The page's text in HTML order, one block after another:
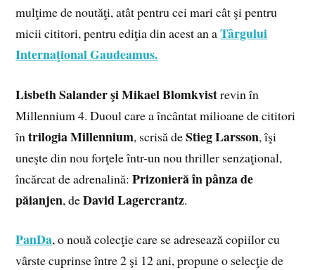
mulţime de noutăţi, atât pentru cei mari cât şi pentru
micii cititori, pentru ediţia din acest an aTârgului
Internaţional Gaudeamus.
Lisbeth Salander şi Mikael Blomkvistrevin în
Millennium 4. Duoul care a încântat milioane de cititori
întrilogia Millennium, scrisă deStieg Larsson, îşi
uneşte din nou forţele într-un nou thriller senzaţional,
încărcat de adrenalină:Prizonieră în pânza de
păianjen, deDavid Lagercrantz.
PanDa, o nouă colecţie care se adresează copiilor cu
vârste cuprinse între 2 şi 12 ani, propune o selecţie de